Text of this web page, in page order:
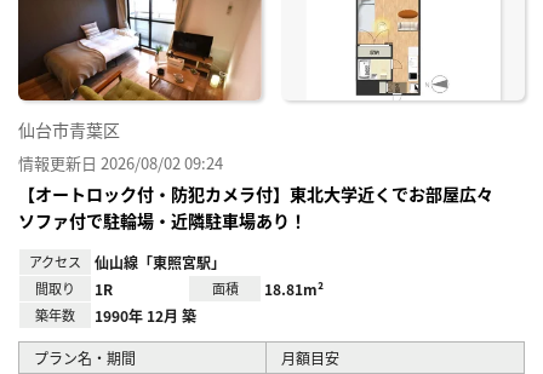
仙台市青葉区
情報更新日 2026/08/02 09:24
【オートロック付・防犯カメラ付】東北大学近くでお部屋広々
ソファ付で駐輪場・近隣駐車場あり！
アクセス 仙山線「東照宮駅」
間取り 1R 面積 18.81m²
築年数 1990年 12月 築
プラン名・期間 月額目安